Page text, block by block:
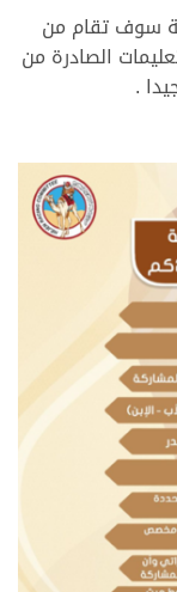
سوف تقام من
الصادرة من
.